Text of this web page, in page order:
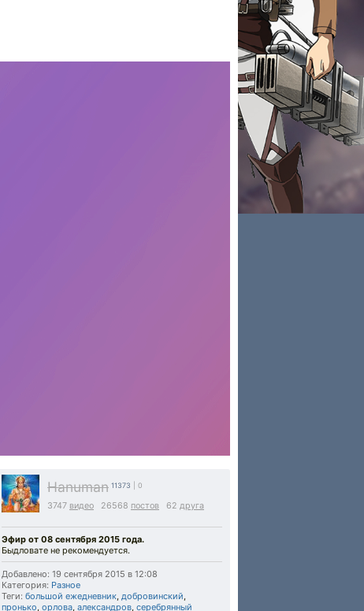
Hanuman 11373 | 0
3747 видео 26568 постов 62 друга
Эфир от 08 сентября 2015 года.
Быдловате не рекомендуется.
Добавлено: 19 сентября 2015 в 12:08
Категория: Разное
Теги: большой ежедневник, добровинский,
пронько, орлова, александров, серебрянный